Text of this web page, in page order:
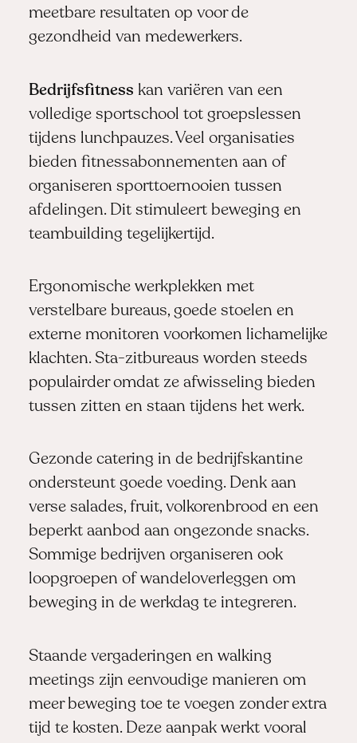
meetbare resultaten op voor de
gezondheid van medewerkers.
Bedrijfsfitness kan variëren van een
volledige sportschool tot groepslessen
tijdens lunchpauzes. Veel organisaties
bieden fitnessabonnementen aan of
organiseren sporttoernooien tussen
afdelingen. Dit stimuleert beweging en
teambuilding tegelijkertijd.
Ergonomische werkplekken met
verstelbare bureaus, goede stoelen en
externe monitoren voorkomen lichamelijke
klachten. Sta-zitbureaus worden steeds
populairder omdat ze afwisseling bieden
tussen zitten en staan tijdens het werk.
Gezonde catering in de bedrijfskantine
ondersteunt goede voeding. Denk aan
verse salades, fruit, volkorenbrood en een
beperkt aanbod aan ongezonde snacks.
Sommige bedrijven organiseren ook
loopgroepen of wandeloverleggen om
beweging in de werkdag te integreren.
Staande vergaderingen en walking
meetings zijn eenvoudige manieren om
meer beweging toe te voegen zonder extra
tijd te kosten. Deze aanpak werkt vooral